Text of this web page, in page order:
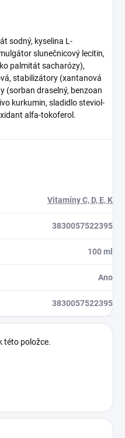
sodný, kyselina L-
slunečnicový lecitin,
palmitát sacharózy),
stabilizátory (xantanová
(sorban draselný, benzoan
kurkumin, sladidlo steviol-
alfa-tokoferol.
Vitamíny C, D, E, K
3830057522395
100 ml
Ano
3830057522395
této položce.